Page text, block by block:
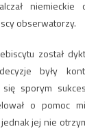
niemieckie
obserwatorzy.
został
były
sporym
o pomoc
jej nie